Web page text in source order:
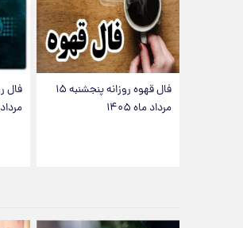
فال قهوه روزانه پنجشنبه ۱۵
مرداد ماه ۱۴۰۵
مرداد ۱۴۰۵